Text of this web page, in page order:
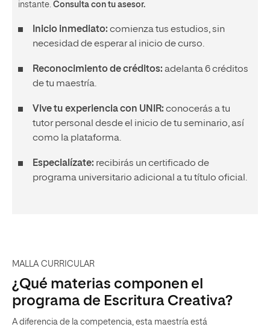
instante. Consulta con tu asesor.
Inicio inmediato: comienza tus estudios, sin
necesidad de esperar al inicio de curso.
Reconocimiento de créditos: adelanta 6 créditos
de tu maestría.
Vive tu experiencia con UNIR: conocerás a tu
tutor personal desde el inicio de tu seminario, así
como la plataforma.
Especialízate: recibirás un certificado de
programa universitario adicional a tu título oficial.
MALLA CURRICULAR
¿Qué materias componen el
programa de Escritura Creativa?
A diferencia de la competencia, esta maestría está